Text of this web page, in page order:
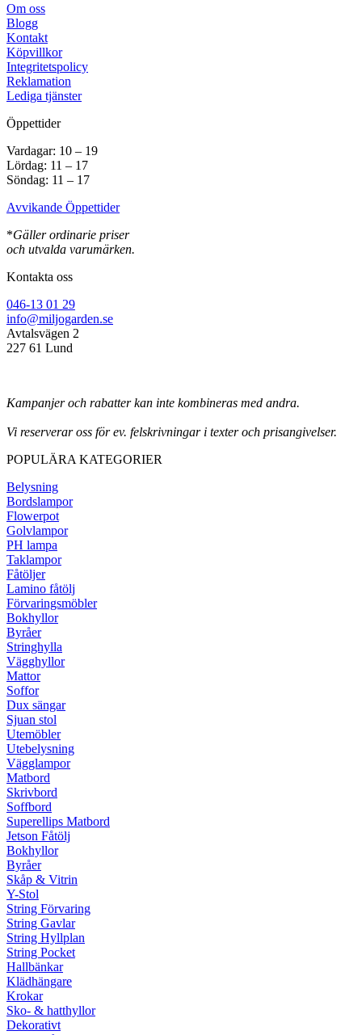
Om oss
Blogg
Kontakt
Köpvillkor
Integritetspolicy
Reklamation
Lediga tjänster
Öppettider
Vardagar: 10 – 19
Lördag: 11 – 17
Söndag: 11 – 17
Avvikande Öppettider
*Gäller ordinarie priser
och utvalda varumärken.
Kontakta oss
046-13 01 29
info@miljogarden.se
Avtalsvägen 2
227 61 Lund
Kampanjer och rabatter kan inte kombineras med andra.
Vi reserverar oss för ev. felskrivningar i texter och prisangivelser.
POPULÄRA KATEGORIER
Belysning
Bordslampor
Flowerpot
Golvlampor
PH lampa
Taklampor
Fåtöljer
Lamino fåtölj
Förvaringsmöbler
Bokhyllor
Byråer
Stringhylla
Vägghyllor
Mattor
Soffor
Dux sängar
Sjuan stol
Utemöbler
Utebelysning
Vägglampor
Matbord
Skrivbord
Soffbord
Superellips Matbord
Jetson Fåtölj
Bokhyllor
Byråer
Skåp & Vitrin
Y-Stol
String Förvaring
String Gavlar
String Hyllplan
String Pocket
Hallbänkar
Klädhängare
Krokar
Sko- & hatthyllor
Dekorativt